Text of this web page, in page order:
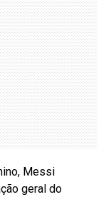
Messi
geral do